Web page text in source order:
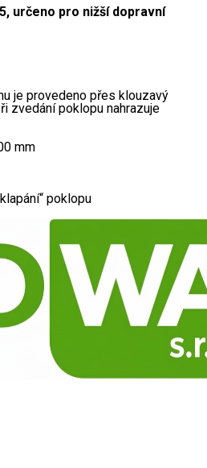
určeno pro nižší dopravní
je provedeno přes klouzavý
zvedání poklopu nahrazuje
mm
poklopu